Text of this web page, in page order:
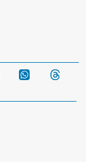
Telegram WhatsApp